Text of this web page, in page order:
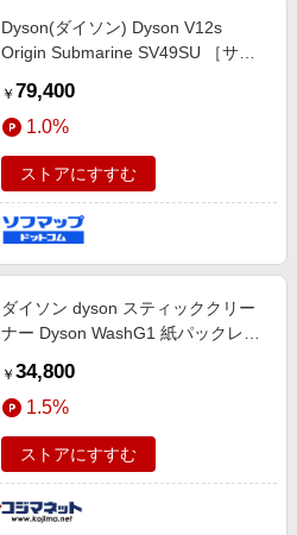
Dyson(ダイソン) Dyson V12s
Origin Submarine SV49SU ［サイ
応］
￥ 79,400
1.0%
ストアにすすむ
ダイソン dyson スティッククリー
ナー Dyson WashG1 紙パックレス
トブラック WR01
￥ 34,800
1.5%
ストアにすすむ